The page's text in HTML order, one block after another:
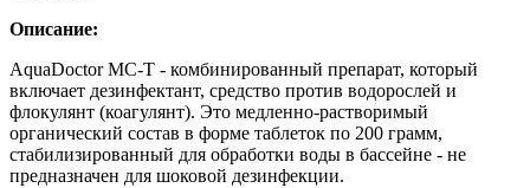
Описание:
AquaDoctor MC-T - комбинированный препарат, который
включает дезинфектант, средство против водорослей и
флокулянт (коагулянт). Это медленно-растворимый
органический состав в форме таблеток по 200 грамм,
стабилизированный для обработки воды в бассейне - не
предназначен для шоковой дезинфекции.